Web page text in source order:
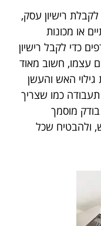
רישיון עסק,
או מכונות
כדי לקבל רישיון
עצמו, חשוב מאוד
האש והעשן
כמו שצריך
מוסמך
ולהבטיח שכל